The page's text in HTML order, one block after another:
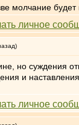
молчание
но суждения
и